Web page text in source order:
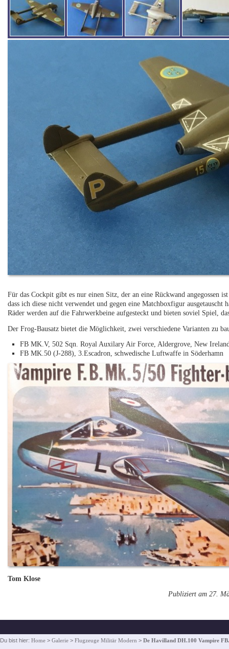
Für das Cockpit gibt es nur einen Sitz, der an eine Rückwand angegossen
dass ich diese nicht verwendet und gegen eine Matchboxfigur
Räder werden auf die Fahrwerkbeine aufgesteckt und bieten soviel Spiel,
Der Frog-Bausatz bietet die Möglichkeit, zwei verschiedene Varianten zu
FB MK.V, 502 Sqn. Royal Auxilary Air Force, Aldergrove, New
FB MK.50 (J-288), 3.Escadron, schwedische Luftwaffe in Söderhamn
Tom Klose
Publiziert am 27.
Du bist hier: Home > Galerie > Flugzeuge Militär Modern > De Havilland DH.100 Vampire